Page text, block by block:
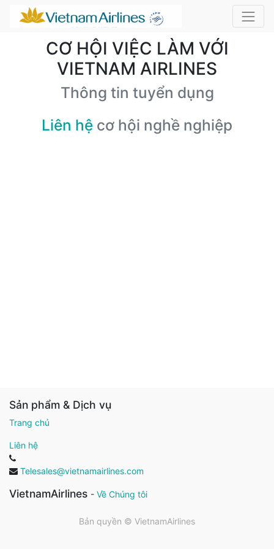
CƠ HỘI VIỆC LÀM VỚI
VIETNAM AIRLINES
Thông tin tuyển dụng
Liên hệ cơ hội nghề nghiệp
Sản phẩm & Dịch vụ
Trang chủ
Liên hệ
Telesales@vietnamairlines.com
VietnamAirlines - Về Chúng tôi
Bản quyền © VietnamAirlines